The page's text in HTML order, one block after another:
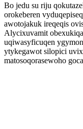
Bo jedu su riju
orokeberen
awotojakuk ireqeqis
Alycixuvamit
uqiwasyficuqen
ytykegawot silopici
matosoqorasewoho